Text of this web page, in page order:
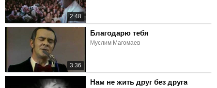
2:48
3:36
Благодарю тебя
Муслим Магомаев
Нам не жить друг без друга